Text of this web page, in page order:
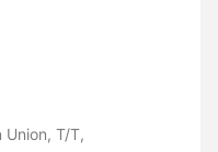
Union, T/T,